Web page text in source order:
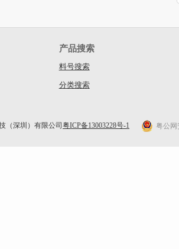
产品搜索
料号搜索
分类搜索
（深圳）有限公司 粤ICP备13003228号-1 粤公网